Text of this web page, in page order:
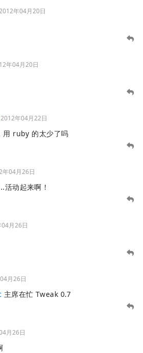
年04月20日
年04月20日
2012年04月22日
用 ruby 的太少了吗
年04月26日
活动起来啊！
月26日
月26日
主席在忙 Tweak 0.7
月26日